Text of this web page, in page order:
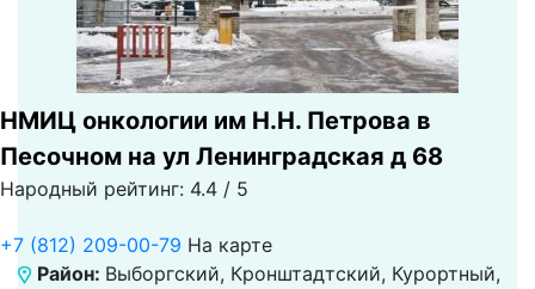
НМИЦ онкологии им Н.Н. Петрова в
Песочном на ул Ленинградская д 68
Народный рейтинг: 4.4 / 5
+7 (812) 209-00-79 На карте
Район: Выборгский, Кронштадтский, Курортный,